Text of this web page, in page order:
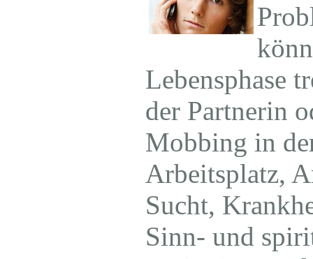
Lebensphase
der Partnerin
Mobbing in
Arbeitsplatz,
Sucht,
Sinn- und